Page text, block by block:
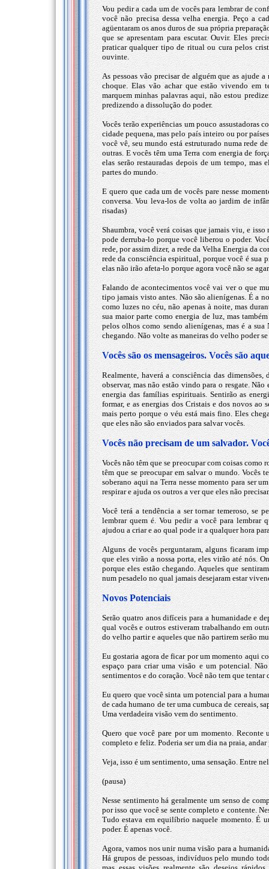
Vou pedir a cada um de vocês para lembrar de
você não precisa dessa velha energia. Peço a
agüentaram os anos duros de sua própria
que se apresentam para escutar. Ouvir. Eles
praticar qualquer tipo de ritual ou cura pelos
ouvinte.
As pessoas vão precisar de alguém que as ajude
choque. Elas vão achar que estão vivendo em
marquem minhas palavras aqui, não estou
predizendo a dissolução do poder.
Vocês terão experiências um pouco assustadoras
cidade pequena, mas pelo país inteiro ou por
você vê, seu mundo está estruturado numa rede
outras. E vocês têm uma Terra com energia de
elas serão restauradas depois de um tempo,
partes do mundo.
E quero que cada um de vocês pare nesse
conversa. Vou leva-los de volta ao jardim de
risadas)
Shaumbra, você verá coisas que jamais viu, e
pode derruba-lo porque você liberou o poder.
rede, por assim dizer, a rede da Velha Energia da
rede da consciência espiritual, porque você é sua
elas não irão afeta-lo porque agora você não se
Falando de acontecimentos você vai ver o que
tipo jamais visto antes. Não são alienígenas. É a
como luzes no céu, não apenas à noite, mas
sua maior parte como energia de luz, mas
pelos olhos como sendo alienígenas, mas é a
chegando. Não volte as maneiras do velho poder
Vocês são os mensageiros. Vocês são
Realmente, haverá a consciência das
observar, mas não estão vindo para o resgate.
energia das famílias espirituais. Sentirão as
formar, e as energias dos Cristais e dos novos ao
mais perto porque o véu está mais fino. Eles
que eles não são enviados para salvar vocês.
Vocês não precisam de um salvador.
Vocês não têm que se preocupar com coisas como
têm que se preocupar em salvar o mundo. Vocês
soberano aqui na Terra nesse momento para ser
respirar e ajuda os outros a ver que eles não
Você terá a tendência a ser tornar temeroso, se
lembrar quem é. Vou pedir a você para lembrar
ajudou a criar e ao qual pode ir a qualquer hora
Alguns de vocês perguntaram, alguns ficaram
que eles virão a nossa porta, eles virão até nós.
porque eles estão chegando. Aqueles que
num pesadelo no qual jamais desejaram estar
Novos Potenciais
Serão quatro anos difíceis para a humanidade e
qual vocês e outros estiveram trabalhando em
do velho partir e aqueles que não partirem serão
Eu gostaria agora de ficar por um momento aqui
espaço para criar uma visão e um potencial.
sentimentos e do coração. Você não tem que
Eu quero que você sinta um potencial para a
de cada humano de ter uma cumbuca de cereais,
Uma verdadeira visão vem do sentimento.
Quero que você pare por um momento.
completo e feliz. Poderia ser um dia na praia,
Veja, isso é um sentimento, uma sensação. Entre
(pausa)
Nesse sentimento há geralmente um senso de
por isso que você se sente completo e contente.
Tudo estava em equilíbrio naquele momento. É
poder. É apenas você.
Agora, vamos nos unir numa visão para a
Há grupos de pessoas, indivíduos pelo mundo